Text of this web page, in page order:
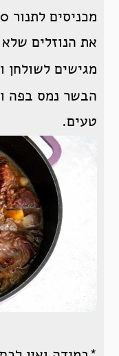
את הנוזלים
מגישים לשולחן
הבשר נמס בפה
טעים.